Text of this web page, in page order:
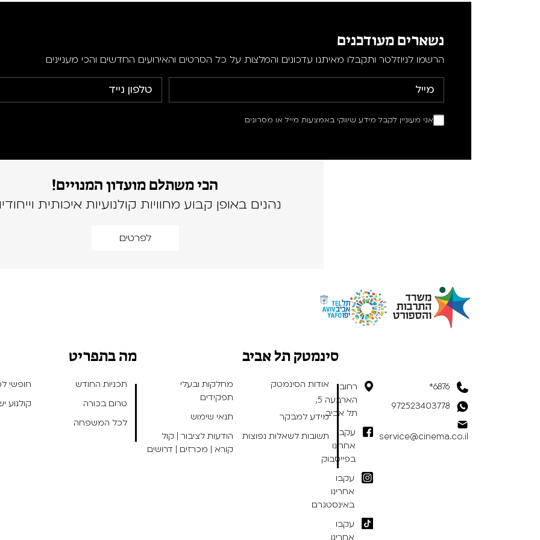
נשארים מעודכנים
הרשמו לניוזלטר ותקבלו מאיתנו עדכונים והמלצות על כל הסרטים והאירועים החדשים והכי מעניינים
אני מעוניין לקבל מידע שיווקי באמצעות מייל או מסרונים
הכי משתלם מועדון המנויים!
נהנים באופן קבוע מחוויות קולנועיות איכותית
לפרטים
6876*
972523403778
service@cinema.co.il
רחוב
הארבעה 5,
תל אביב
עקבו
אחרינו
בפייסבוק
עקבו
אחרינו
באינסטגרם
עקבו
אחרינו
סינמטק תל אביב
אודות הסינמטק
מחלקות ובעלי
תפקידים
מידע למבקר
תנאי שימוש
תשובות לשאלות נפוצות
הודעות לציבור | קול
קורא | מכרזים | דרושים
מה בתפריט
תכניות החודש
חופשי
טרום בכורה
קולנוע
לכל המשפחה